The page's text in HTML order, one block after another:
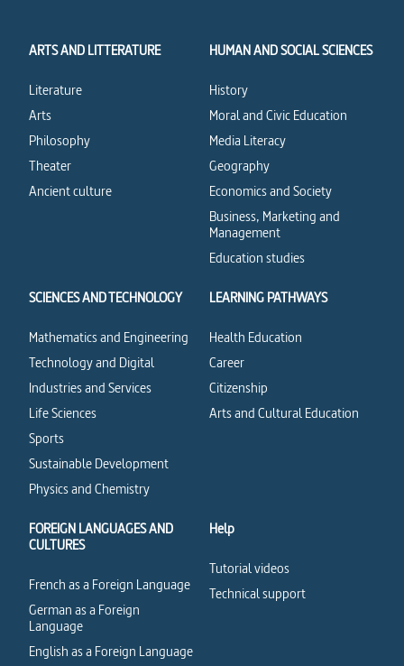
ARTS AND LITTERATURE
Literature
Arts
Philosophy
Theater
Ancient culture
HUMAN AND SOCIAL SCIENCES
History
Moral and Civic Education
Media Literacy
Geography
Economics and Society
Business, Marketing and
Management
Education studies
SCIENCES AND TECHNOLOGY
Mathematics and Engineering
Technology and Digital
Industries and Services
Life Sciences
Sports
Sustainable Development
Physics and Chemistry
LEARNING PATHWAYS
Health Education
Career
Citizenship
Arts and Cultural Education
FOREIGN LANGUAGES AND
CULTURES
French as a Foreign Language
German as a Foreign
Language
English as a Foreign Language
Help
Tutorial videos
Technical support